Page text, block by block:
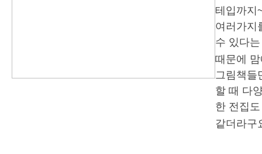
테입까지
여러가지
수 있다
때문에
그림책들
할 때 다
한 전집
같더라구